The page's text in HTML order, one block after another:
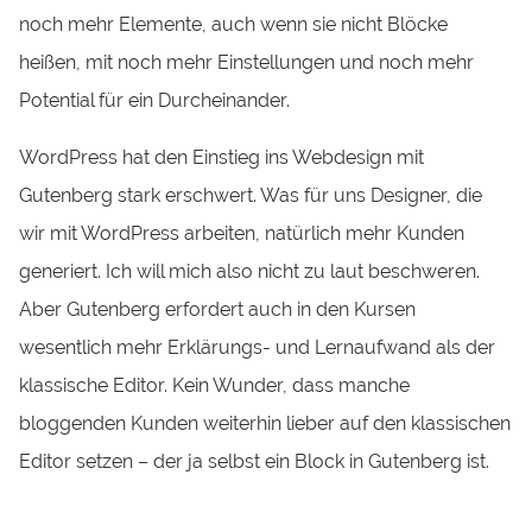
noch mehr Elemente, auch wenn sie nicht Blöcke
heißen, mit noch mehr Einstellungen und noch mehr
Potential für ein Durcheinander.
WordPress hat den Einstieg ins Webdesign mit
Gutenberg stark erschwert. Was für uns Designer, die
wir mit WordPress arbeiten, natürlich mehr Kunden
generiert. Ich will mich also nicht zu laut beschweren.
Aber Gutenberg erfordert auch in den Kursen
wesentlich mehr Erklärungs- und Lernaufwand als der
klassische Editor. Kein Wunder, dass manche
bloggenden Kunden weiterhin lieber auf den klassischen
Editor setzen – der ja selbst ein Block in Gutenberg ist.